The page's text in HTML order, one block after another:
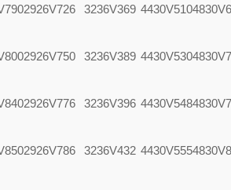
2926V726 3236V369 4430V510
2926V750 3236V389 4430V530
2926V776 3236V396 4430V548
2926V786 3236V432 4430V555